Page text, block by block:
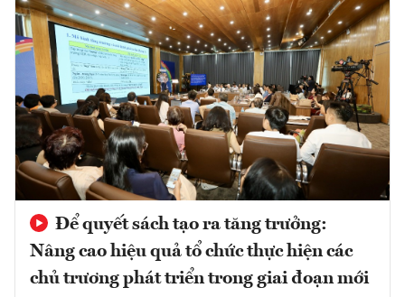
Để quyết sách tạo ra tăng trưởng:
Nâng cao hiệu quả tổ chức thực hiện các
chủ trương phát triển trong giai đoạn mới